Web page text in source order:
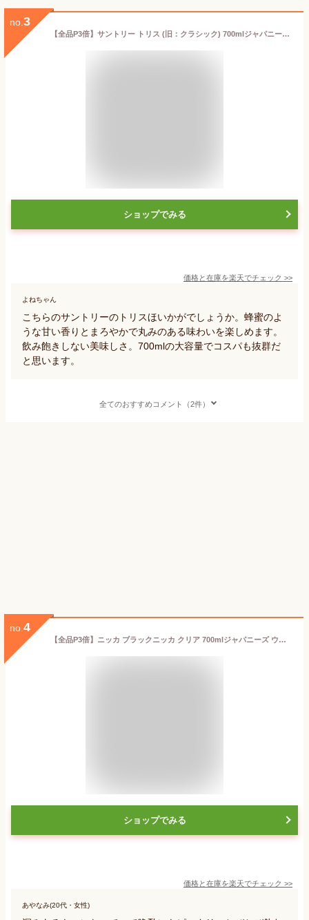
no. 3
【全品P3倍】サントリー トリス (旧：クラシック) 700mlジャパニーズ ウイスキー suntory torys classic japanese whisky [長S]全品P3倍は5/9 20:00~5/16 1:59まで
ショップでみる
価格と在庫を楽天でチェック >>
よねちゃん
こちらのサントリーのトリスほいかがでしょうか。蜂蜜のよ
うな甘い香りとまろやかで丸みのある味わいを楽しめます。
飲み飽きしない美味しさ。700mlの大容量でコスパも抜群だ
と思います。
全てのおすすめコメント（2件）
no. 4
【全品P3倍】ニッカ ブラックニッカ クリア 700mlジャパニーズ ウイスキー black nikka clear japanese whisky[長S]全品P3倍は5/9 20:00~5/16 1:59まで
ショップでみる
価格と在庫を楽天でチェック >>
あやなみ(20代・女性)